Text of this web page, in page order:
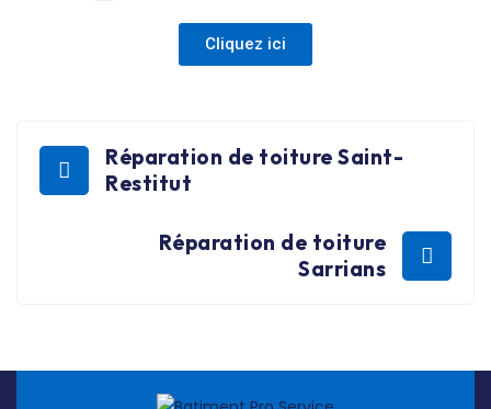
Cliquez ici
Réparation de toiture Saint-
Restitut
Réparation de toiture
Sarrians